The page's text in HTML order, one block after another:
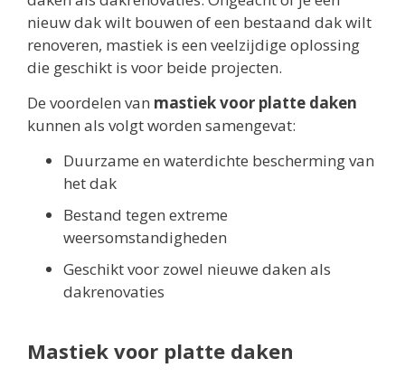
nieuw dak wilt bouwen of een bestaand dak wilt
renoveren, mastiek is een veelzijdige oplossing
die geschikt is voor beide projecten.
De voordelen van mastiek voor platte daken
kunnen als volgt worden samengevat:
Duurzame en waterdichte bescherming van
het dak
Bestand tegen extreme
weersomstandigheden
Geschikt voor zowel nieuwe daken als
dakrenovaties
Mastiek voor platte daken